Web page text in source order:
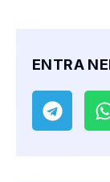
ENTRA